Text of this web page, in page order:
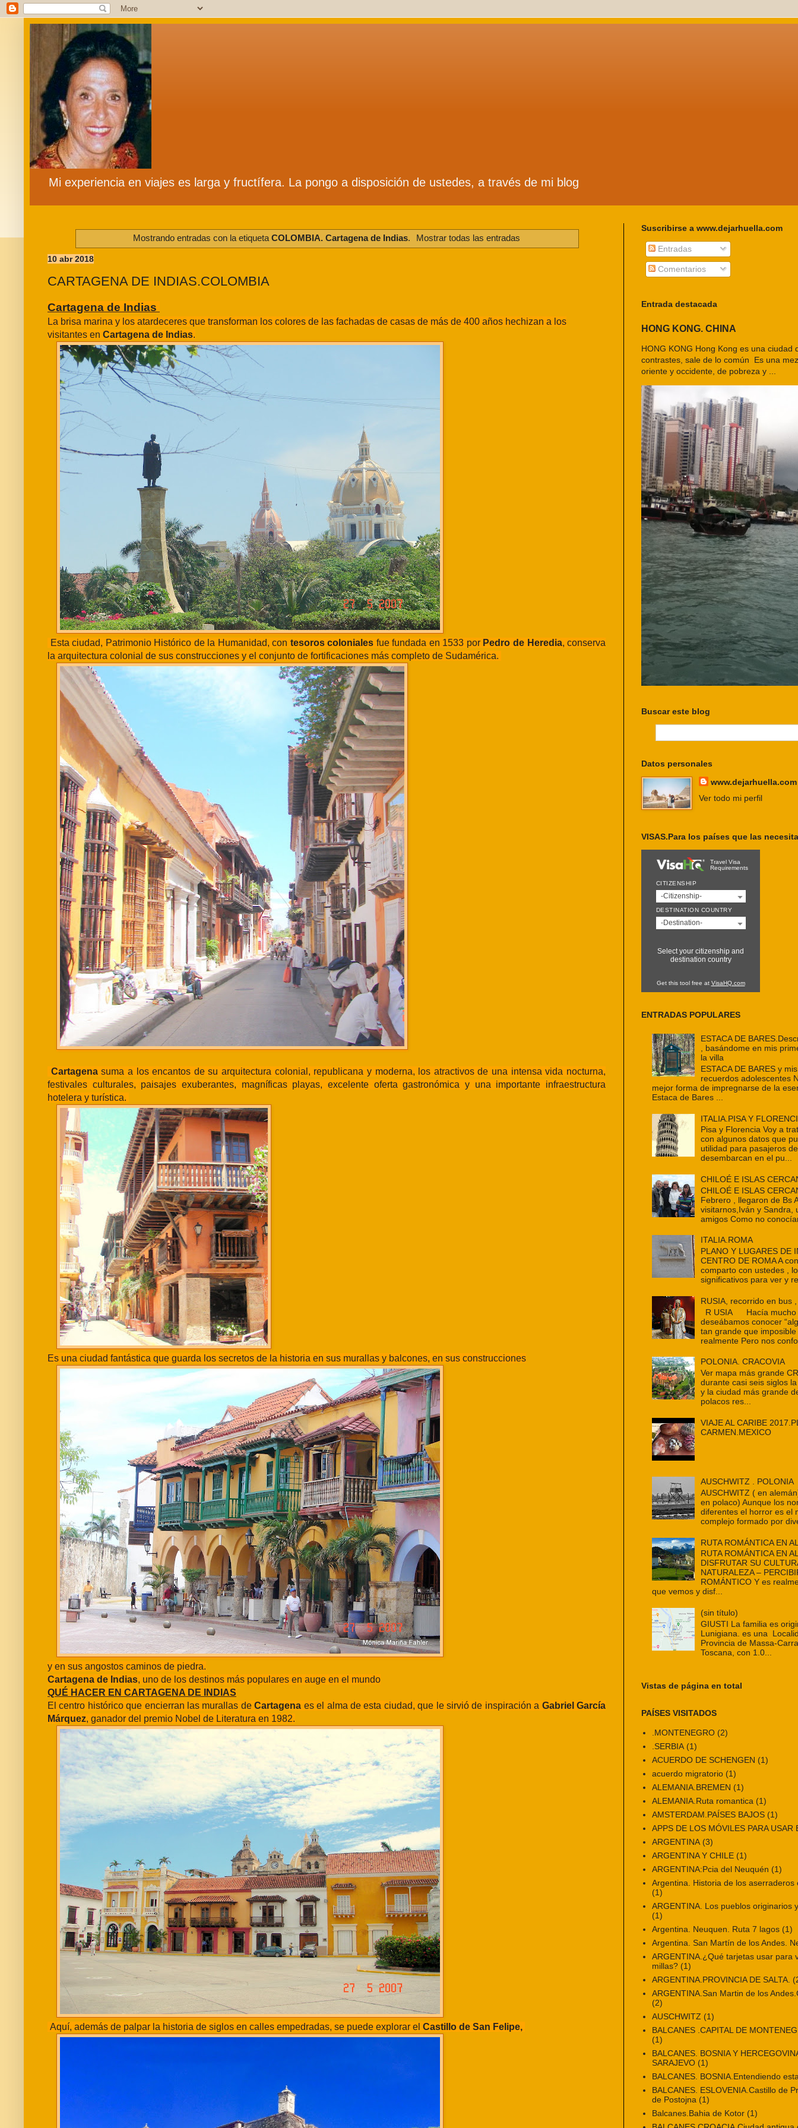
Mi experiencia en viajes es larga y fructífera. La pongo a disposición de ustedes, a través de mi blog
Mostrando entradas con la etiquetaCOLOMBIA. Cartagena de Indias. Mostrar todas las entradas
10 abr 2018
CARTAGENA DE INDIAS.COLOMBIA
Cartagena de Indias
La brisa marina y los atardeceres que transforman los colores de las fachadas de casas de más de 400 años hechizan a los
visitantes en Cartagena de Indias.
Esta ciudad, Patrimonio Histórico de la Humanidad, con tesoros coloniales fue fundada en 1533 porPedro de Heredia, conserva
la arquitectura colonial de sus construcciones y el conjunto de fortificaciones más completo de Sudamérica.
Cartagenasuma a los encantos de su arquitectura colonial, republicana y moderna, los atractivos de una intensa vida nocturna,
festivales culturales, paisajes exuberantes, magníficas playas, excelente oferta gastronómica y una importante infraestructura
hotelera y turística.
Es una ciudad fantástica que guarda los secretos de la historia en sus murallas y balcones, en sus construcciones
y en sus angostos caminos de piedra.
Cartagena de Indias, uno de los destinos más populares en auge en el mundo
QUÉ HACER EN CARTAGENA DE INDIAS
El centro histórico que encierran las murallas deCartagena es el alma de esta ciudad, que le sirvió de inspiración a Gabriel García
Márquez, ganador del premio Nobel de Literatura en 1982.
Aquí, además de palpar la historia de siglos en calles empedradas, se puede explorar el Castillo de San Felipe,
Suscribirse a www.dejarhuella.com
Entradas
Comentarios
Entrada destacada
HONG KONG. CHINA
HONG KONG Hong Kong es una ciudad
contrastes, sale de lo común Es una
oriente y occidente, de pobreza y ...
Buscar este blog
Datos personales
www.dejarhuella.com
Ver todo mi perfil
VISAS.Para los países que las
Travel Visa
Requirements
CITIZENSHIP
-Citizenship-
DESTINATION COUNTRY
-Destination-
Select your citizenship and
destination country
Get this tool free at VisaHQ.com
ENTRADAS POPULARES
ESTACA DE
, basándome en mis
la villa
ESTACA DE BARES y
recuerdos adolescentes
mejor forma de impregnarse de la
Estaca de Bares ...
ITALIA.PISA Y
Pisa y Florencia Voy a
con algunos datos que
utilidad para pasajeros
desembarcan en el pu...
CHILOÉ E ISLAS
CHILOÉ E ISLAS
Febrero , llegaron de Bs
visitarnos,Iván y Sandra,
amigos Como no
ITALIA.ROMA
PLANO Y LUGARES DE
CENTRO DE ROMA A
comparto con ustedes ,
significativos para ver y
RUSIA, recorrido en bus
R USIA Hacía mucho
deseábamos conocer
tan grande que
realmente Pero nos
POLONIA. CRACOVIA
Ver mapa más grande
durante casi seis siglos
y la ciudad más grande
polacos res...
VIAJE AL CARIBE
CARMEN.MEXICO
AUSCHWITZ . POLONIA
AUSCHWITZ ( en
en polaco) Aunque los
diferentes el horror es el
complejo formado por
RUTA ROMÁNTICA EN
RUTA ROMÁNTICA EN
DISFRUTAR SU
NATURALEZA –
ROMÁNTICO Y es
que vemos y disf...
(sin título)
GIUSTI La familia es
Lunigiana. es una
Provincia de Massa-
Toscana, con 1.0...
Vistas de página en total
PAÍSES VISITADOS
.MONTENEGRO (2)
.SERBIA (1)
ACUERDO DE SCHENGEN (1)
acuerdo migratorio (1)
ALEMANIA.BREMEN (1)
ALEMANIA.Ruta romantica (1)
AMSTERDAM.PAÍSES BAJOS (1)
APPS DE LOS MÓVILES PARA USAR
ARGENTINA (3)
ARGENTINA Y CHILE (1)
ARGENTINA:Pcia del Neuquén (1)
Argentina. Historia de los aserraderos
(1)
ARGENTINA. Los pueblos originarios
(1)
Argentina. Neuquen. Ruta 7 lagos (1)
Argentina. San Martín de los Andes.
ARGENTINA.¿Qué tarjetas usar para
millas? (1)
ARGENTINA.PROVINCIA DE SALTA.
ARGENTINA.San Martin de los
(2)
AUSCHWITZ (1)
BALCANES .CAPITAL DE
(1)
BALCANES. BOSNIA Y
SARAJEVO (1)
BALCANES. BOSNIA.Entendiendo
BALCANES. ESLOVENIA.Castillo de
de Postojna (1)
Balcanes.Bahia de Kotor (1)